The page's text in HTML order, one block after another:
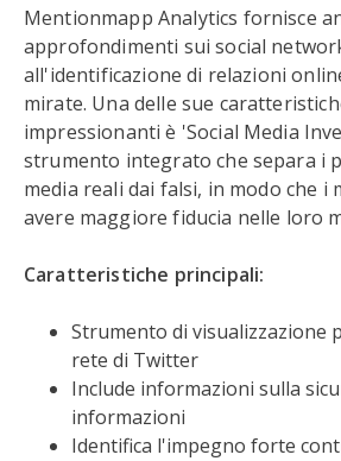
Mentionmapp Analytics fornisce
approfondimenti sui social
all'identificazione di relazioni
mirate. Una delle sue
impressionanti è 'Social Media
strumento integrato che separa i
media reali dai falsi, in modo che i
avere maggiore fiducia nelle loro
Caratteristiche principali:
Strumento di visualizzazione
rete di Twitter
Include informazioni sulla
informazioni
Identifica l'impegno forte